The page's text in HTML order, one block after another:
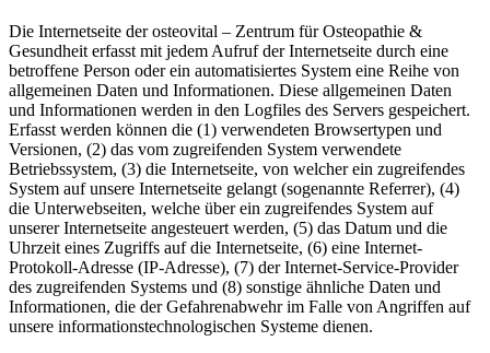
Die Internetseite der osteovital – Zentrum für Osteopathie &
Gesundheit erfasst mit jedem Aufruf der Internetseite durch eine
betroffene Person oder ein automatisiertes System eine Reihe von
allgemeinen Daten und Informationen. Diese allgemeinen Daten
und Informationen werden in den Logfiles des Servers gespeichert.
Erfasst werden können die (1) verwendeten Browsertypen und
Versionen, (2) das vom zugreifenden System verwendete
Betriebssystem, (3) die Internetseite, von welcher ein zugreifendes
System auf unsere Internetseite gelangt (sogenannte Referrer), (4)
die Unterwebseiten, welche über ein zugreifendes System auf
unserer Internetseite angesteuert werden, (5) das Datum und die
Uhrzeit eines Zugriffs auf die Internetseite, (6) eine Internet-
Protokoll-Adresse (IP-Adresse), (7) der Internet-Service-Provider
des zugreifenden Systems und (8) sonstige ähnliche Daten und
Informationen, die der Gefahrenabwehr im Falle von Angriffen auf
unsere informationstechnologischen Systeme dienen.